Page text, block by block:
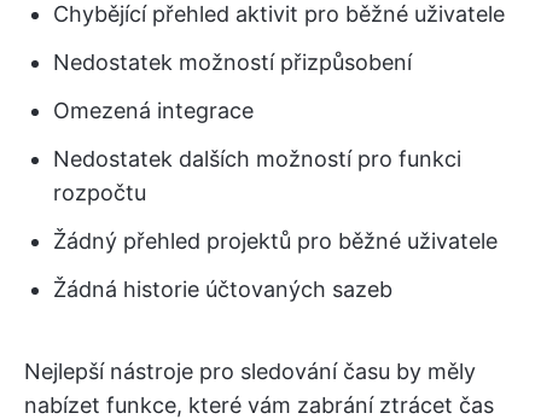
Chybějící přehled aktivit pro běžné uživatele
Nedostatek možností přizpůsobení
Omezená integrace
Nedostatek dalších možností pro funkci
rozpočtu
Žádný přehled projektů pro běžné uživatele
Žádná historie účtovaných sazeb
Nejlepší nástroje pro sledování času by měly
nabízet funkce, které vám zabrání ztrácet čas